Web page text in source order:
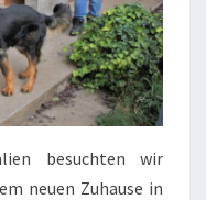
besuchten wir
neuen Zuhause in